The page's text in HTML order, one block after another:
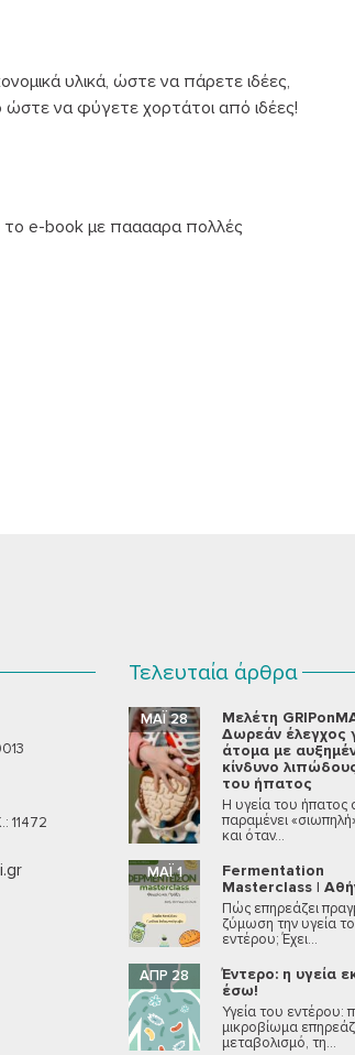
υλικά, ώστε να πάρετε ιδέες,
ώστε να φύγετε χορτάτοι από ιδέες!
e-book με πααααρα πολλές
11472
Τελευταία άρθρα
Μελέτη
Δωρεάν έλεγχος
άτομα με
κίνδυνο
του ήπατος
ΜΆΙ 28
Η υγεία του ήπατος
παραμένει
και όταν...
Fermentation
Masterclass |
ΜΆΙ 1
Πώς επηρεάζει
ζύμωση την υγεία
εντέρου; Έχει...
Έντερο: η υγεία
έσω!
ΑΠΡ 28
Υγεία του εντέρου:
μικροβίωμα
μεταβολισμό, τη...